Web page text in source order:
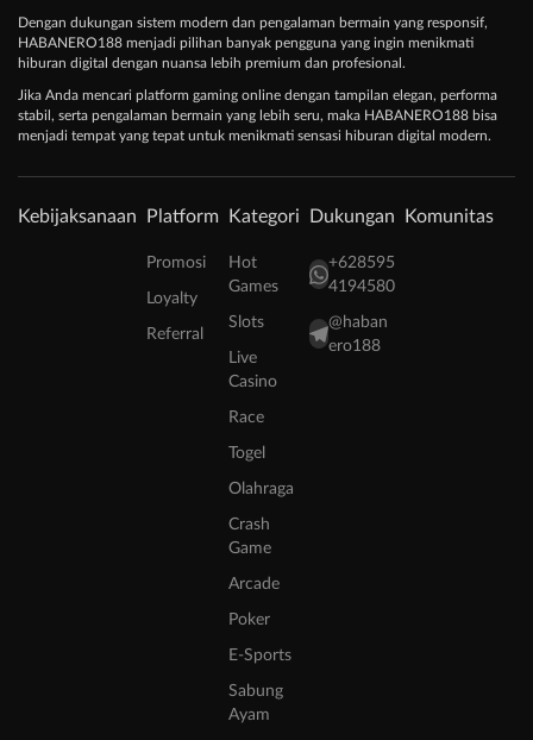
Dengan dukungan sistem modern dan pengalaman bermain yang responsif,
HABANERO188 menjadi pilihan banyak pengguna yang ingin menikmati
hiburan digital dengan nuansa lebih premium dan profesional.
Jika Anda mencari platform gaming online dengan tampilan elegan, performa
stabil, serta pengalaman bermain yang lebih seru, maka HABANERO188 bisa
menjadi tempat yang tepat untuk menikmati sensasi hiburan digital modern.
Kebijaksanaan Platform
Promosi
Loyalty
Referral
Kategori
Hot
Games
Slots
Live
Casino
Race
Togel
Olahraga
Crash
Game
Arcade
Poker
E-Sports
Sabung
Ayam
Dukungan
+628595
4194580
@haban
ero188
Komunitas